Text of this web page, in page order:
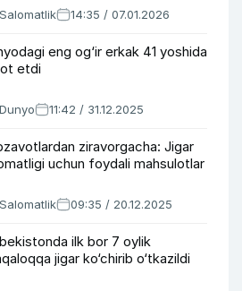
Salomatlik 14:35 / 07.01.2026
eng og‘ir erkak 41 yoshida
etdi
Dunyo 11:42 / 31.12.2025
ziravorgacha: Jigar
uchun foydali mahsulotlar
Salomatlik 09:35 / 20.12.2025
ilk bor 7 oylik
jigar ko‘chirib o‘tkazildi